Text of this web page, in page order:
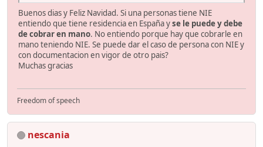
Buenos dias y Feliz Navidad. Si una personas tiene NIE
entiendo que tiene residencia en España yse le puede y debe
de cobrar en mano. No entiendo porque hay que cobrarle en
mano teniendo NIE. Se puede dar el caso de persona con NIE y
con documentacion en vigor de otro pais?
Muchas gracias
Freedom of speech
nescania